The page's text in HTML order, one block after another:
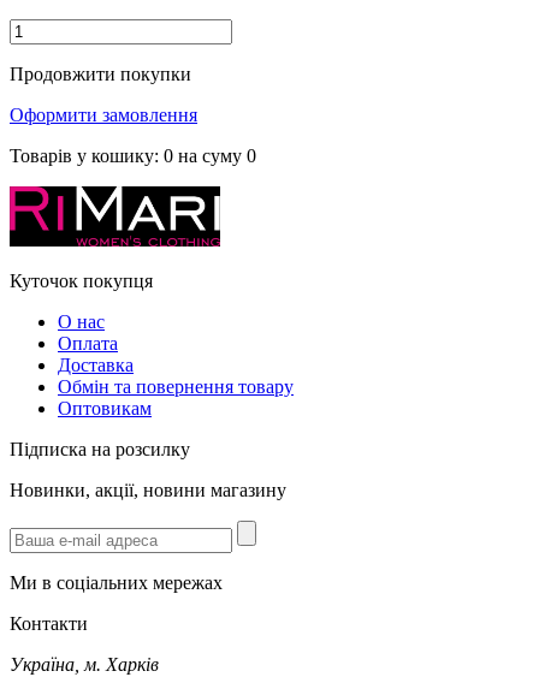
Продовжити покупки
Оформити замовлення
Товарів у кошику: 0 на суму 0
Куточок покупця
О нас
Оплата
Доставка
Обмін та повернення товару
Оптовикам
Підписка на розсилку
Новинки, акції, новини магазину
Ми в соціальних мережах
Контакти
Україна, м. Харків